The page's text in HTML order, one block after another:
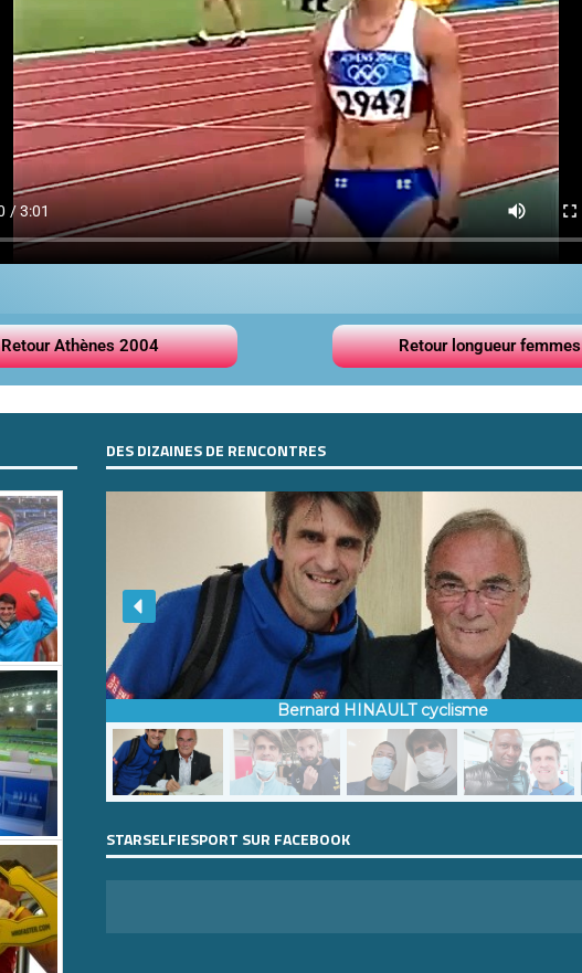
Retour Athènes 2004 Retour longueur femmes
DES DIZAINES DE RENCONTRES
Bernard HINAULT cyclisme
STARSELFIESPORT SUR FACEBOOK